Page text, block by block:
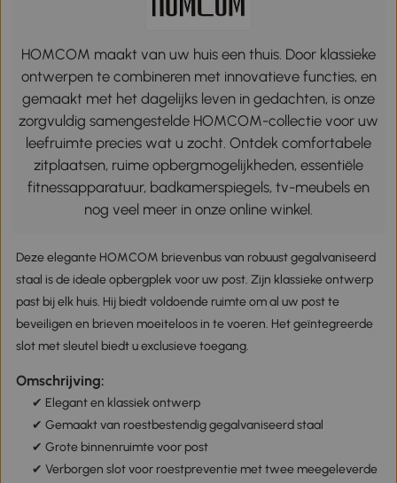
HOMCOM maakt van uw huis een thuis. Door klassieke
ontwerpen te combineren met innovatieve functies, en
gemaakt met het dagelijks leven in gedachten, is onze
zorgvuldig samengestelde HOMCOM-collectie voor uw
leefruimte precies wat u zocht. Ontdek comfortabele
zitplaatsen, ruime opbergmogelijkheden, essentiële
fitnessapparatuur, badkamerspiegels, tv-meubels en
nog veel meer in onze online winkel.
Deze elegante HOMCOM brievenbus van robuust gegalvaniseerd
staal is de ideale opbergplek voor uw post. Zijn klassieke ontwerp
past bij elk huis. Hij biedt voldoende ruimte om al uw post te
beveiligen en brieven moeiteloos in te voeren. Het geïntegreerde
slot met sleutel biedt u exclusieve toegang.
Omschrijving:
✔ Elegant en klassiek ontwerp
✔ Gemaakt van roestbestendig gegalvaniseerd staal
✔ Grote binnenruimte voor post
✔ Verborgen slot voor roestpreventie met twee meegeleverde